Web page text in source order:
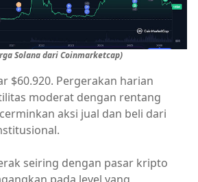
Solana dari Coinmarketcap)
$60.920. Pergerakan harian
moderat dengan rentang
aksi jual dan beli dari
seiring dengan pasar kripto